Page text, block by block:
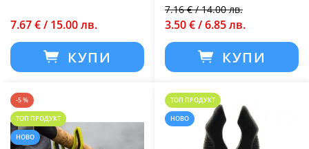
7.67 € / 15.00 лв.
КУПИ
7.16 € / 14.00 лв.
3.50 € / 6.85 лв.
КУПИ
-5 %
ТОП ПРОДУКТ
НОВО
ТОП ПРОДУКТ
НОВО